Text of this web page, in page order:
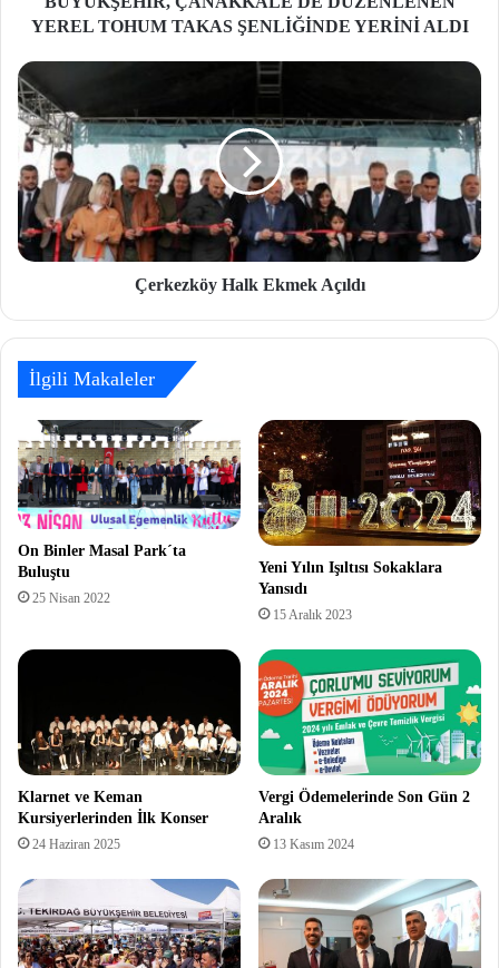
YEREL TOHUM TAKAS ŞENLİĞİNDE YERİNİ ALDI
Çerkezköy Halk Ekmek Açıldı
İlgili Makaleler
On Binler Masal Park´ta
Buluştu
25 Nisan 2022
Yeni Yılın Işıltısı Sokaklara
Yansıdı
15 Aralık 2023
Klarnet ve Keman
Kursiyerlerinden İlk Konser
24 Haziran 2025
Vergi Ödemelerinde Son Gün 2
Aralık
13 Kasım 2024